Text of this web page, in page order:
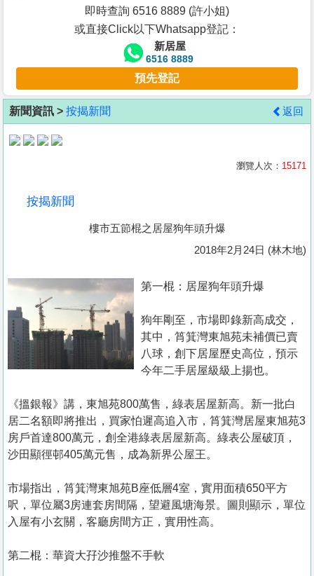
客
地
產
業
手
冊
於
我
們
即時查詢 6516 8889 (許小姐)
或直接Click以下Whatsapp登記：
新居屋
6516 8889
預先登記
新聞資訊 > 按揭新聞 返回
瀏覽人次： 15171
按揭新聞
樓市五節棍之居屋狗年頭升爆
2018年2月24日 (林木地)
第一棍：居屋狗年頭升爆
狗年剛至，市場即錄新高成交，
其中，筲箕灣東旭苑未補價已賣
八球，創下居屋歷史高位，預示
今年二手居屋級級上揚也。
《搵銀報》講，東旭苑800萬售，綠表居屋新高。新一批白
居二名額即將推出，買家怕遲高追入市，筲箕灣居屋東旭苑3
房戶首達800萬元，創全港綠表居屋新高。綠表公屋破頂，
沙田顯徑邨405萬元售，成為新界公屋王。
市場指出，筲箕灣東旭苑B座低層4室，實用面積650平方
呎，單位屬3房連套房間隔，望避風塘海景。圖則顯示，單位
入屋有小玄關，客廳房間方正，實用性高。
第二棍：華資大孖沙推盤不手軟